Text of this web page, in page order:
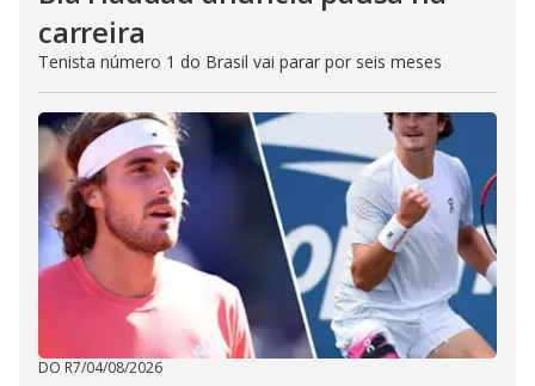
carreira
Tenista número 1 do Brasil vai parar por seis meses
DO R7/04/08/2026